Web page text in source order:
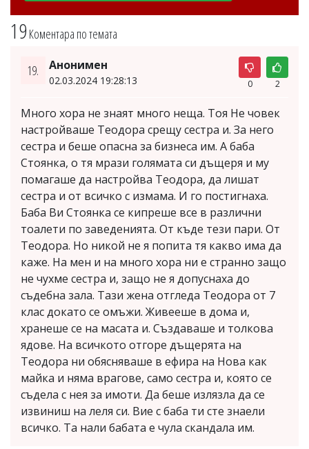
19Коментара по темата
19. Анонимен
02.03.2024 19:28:13 0 2
Много хора не знаят много неща. Тоя Не човек
настройваше Теодора срещу сестра и. За него
сестра и беше опасна за бизнеса им. А баба
Стоянка, о тя мрази голямата си дъщеря и му
помагаше да настройва Теодора, да лишат
сестра и от всичко с измама. И го постигнаха.
Баба Ви Стоянка се кипреше все в различни
тоалети по заведенията. От къде тези пари. От
Теодора. Но никой не я попита тя какво има да
каже. На мен и на много хора ни е странно защо
не чухме сестра и, защо не я допуснаха до
съдебна зала. Тази жена отгледа Теодора от 7
клас докато се омъжи. Живееше в дома и,
хранеше се на масата и. Създаваше и толкова
ядове. На всичкото отгоре дъщерята на
Теодора ни обясняваше в ефира на Нова как
майка и няма врагове, само сестра и, която се
съдела с нея за имоти. Да беше излязла да се
извиниш на леля си. Вие с баба ти сте знаели
всичко. Та нали бабата е чула скандала им.